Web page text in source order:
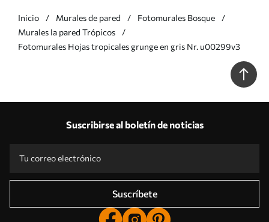
Inicio Murales de pared
Fotomurales Bosque
Murales la pared Trópicos
Fotomurales Hojas tropicales grunge en gris Nr. u00299v3
Suscribirse al boletín de noticias
Suscríbete